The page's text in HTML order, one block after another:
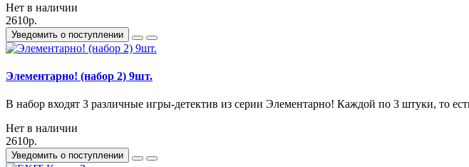
Нет в наличии
2610р.
Уведомить о поступлении
Элементарно! (набор 2) 9шт.
В набор входят 3 различные игры-детектив из серии Элементарно! Каждой по 3 штуки, то
Нет в наличии
2610р.
Уведомить о поступлении